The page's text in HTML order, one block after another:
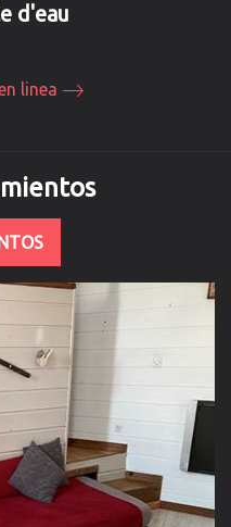
d'eau
linea